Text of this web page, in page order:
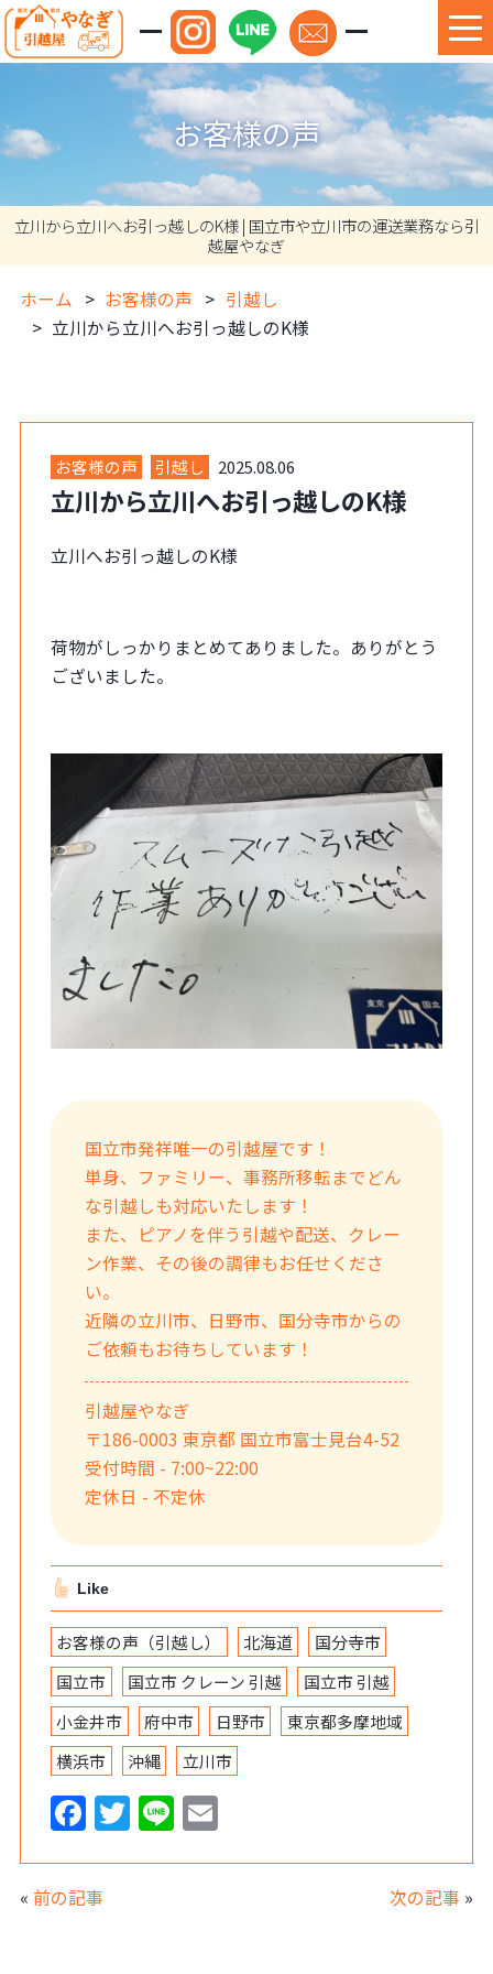
お客様の声
立川から立川へお引っ越しのK様 | 国立市や立川市の運送業務なら引
越屋やなぎ
ホーム お客様の声
引越し
立川から立川へお引っ越しのK様
お客様の声 引越し 2025.08.06
立川から立川へお引っ越しのK様
立川へお引っ越しのK様
荷物がしっかりまとめてありました。ありがとう
ございました。
国立市発祥唯一の引越屋です！
単身、ファミリー、事務所移転までどん
な引越しも対応いたします！
また、ピアノを伴う引越や配送、クレー
ン作業、その後の調律もお任せくださ
い。
近隣の立川市、日野市、国分寺市からの
ご依頼もお待ちしています！
引越屋やなぎ
〒186-0003 東京都 国立市富士見台4-52
受付時間 - 7:00~22:00
定休日 - 不定休
Like
お客様の声（引越し） 北海道
国分寺市
国立市
国立市 クレーン 引越
国立市 引越
小金井市
府中市 日野市
東京都多摩地域
横浜市
沖縄 立川市
F
a
c
e
T
w
Li
n
E
m
« 前の記事 次の記事 »